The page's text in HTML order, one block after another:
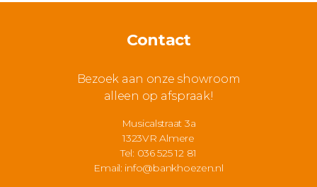
Contact
Bezoek aan onze showroom
alleen op afspraak!
Musicalstraat 3a
1323VR Almere
Tel: 036 525 12 81
Email: info@bankhoezen.nl